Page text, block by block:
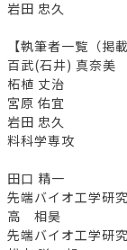
岩田 忠久
【執筆者一覧（掲
百武(石井) 真奈美
柘植 丈治 東京
宮原 佑宜 東京
岩田 忠久 東京
料科学専攻
高分子材
田口 精一 神戸
先端バイオ工学研
高 相昊 神戸大
先端バイオ工学研